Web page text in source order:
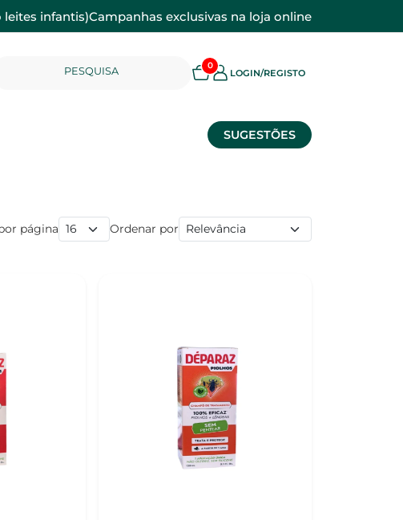
leites infantis)Campanhas exclusivas na loja online
PESQUISA 0
LOGIN/REGISTO
SUGESTÕES
página Ordenar por